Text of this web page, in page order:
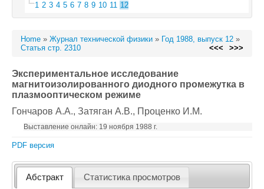
1 2 3 4 5 6 7 8 9 10 11 12
Home » Журнал технической физики » Год 1988, выпуск 12 »
Статья стр. 2310
<<< >>>
Экспериментальное исследование
магнитоизолированного диодного промежутка в
плазмооптическом режиме
Гончаров А.А., Затяган А.В., Проценко И.М.
Выставление онлайн: 19 ноября 1988 г.
PDF версия
Абстракт Статистика просмотров